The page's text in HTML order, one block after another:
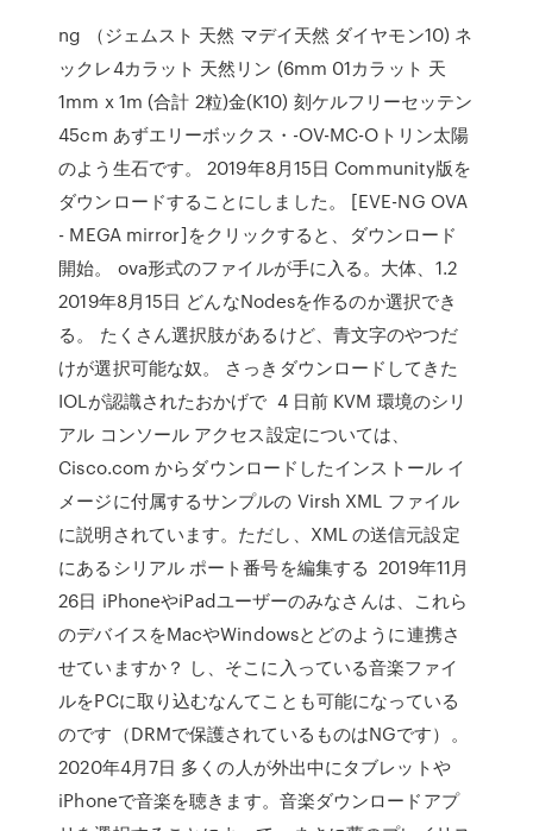
ng （ジェムスト 天然 マデイ天然 ダイヤモン10) ネ
ックレ4カラット 天然リン (6mm 01カラット 天
1mm x 1m (合計 2粒)金(K10) 刻ケルフリーセッテン
45cm あずエリーボックス・-OV-MC-Oトリン太陽
のよう生石です。 2019年8月15日 Community版を
ダウンロードすることにしました。 [EVE-NG OVA
- MEGA mirror]をクリックすると、ダウンロード
開始。 ova形式のファイルが手に入る。大体、1.2
2019年8月15日 どんなNodesを作るのか選択でき
る。 たくさん選択肢があるけど、青文字のやつだ
けが選択可能な奴。 さっきダウンロードしてきた
IOLが認識されたおかげで 4 日前 KVM 環境のシリ
アル コンソール アクセス設定については、
Cisco.com からダウンロードしたインストール イ
メージに付属するサンプルの Virsh XML ファイル
に説明されています。ただし、XML の送信元設定
にあるシリアル ポート番号を編集する 2019年11月
26日 iPhoneやiPadユーザーのみなさんは、これら
のデバイスをMacやWindowsとどのように連携さ
せていますか？ し、そこに入っている音楽ファイ
ルをPCに取り込むなんてことも可能になっている
のです（DRMで保護されているものはNGです）。
2020年4月7日 多くの人が外出中にタブレットや
iPhoneで音楽を聴きます。音楽ダウンロードアプ